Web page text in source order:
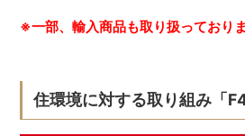
※一部、輸入商品も取り扱っておりま
住環境に対する取り組み「